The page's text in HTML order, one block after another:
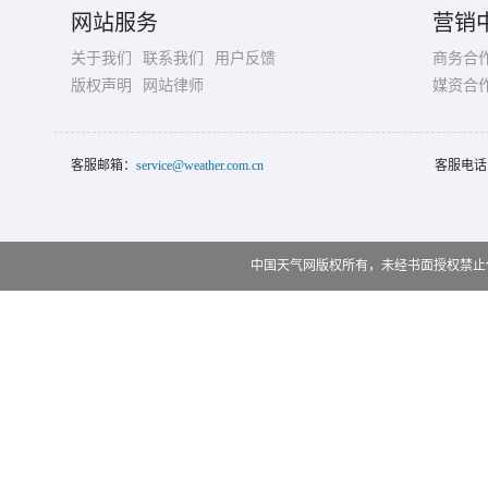
网站服务
关于我们 联系我们
用户反馈
版权声明
网站律师
营销
商务合
媒资合
客服邮箱： service@weather.com.cn 客服电
中国天气网版权所有，未经书面授权